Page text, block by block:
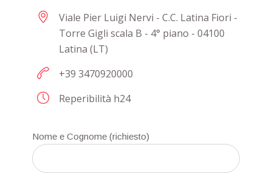
Viale Pier Luigi Nervi - C.C. Latina Fiori -
Torre Gigli scala B - 4° piano - 04100
Latina (LT)
+39 3470920000
Reperibilità h24
Nome e Cognome (richiesto)